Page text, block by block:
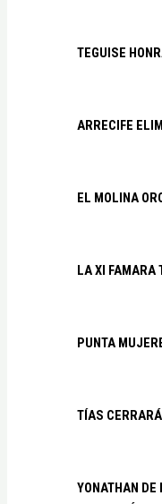
TEGUISE
ARRECIFE
EL MOLINA
LA XI FAMARA
PUNTA
TÍAS
YONATHAN